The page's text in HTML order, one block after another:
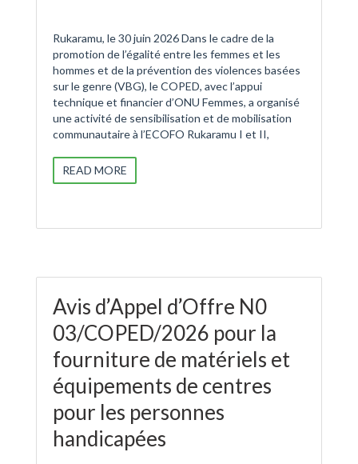
Rukaramu, le 30 juin 2026 Dans le cadre de la
promotion de l’égalité entre les femmes et les
hommes et de la prévention des violences basées
sur le genre (VBG), le COPED, avec l’appui
technique et financier d’ONU Femmes, a organisé
une activité de sensibilisation et de mobilisation
communautaire à l’ECOFO Rukaramu I et II,
READ MORE
Avis d’Appel d’Offre N0
03/COPED/2026 pour la
fourniture de matériels et
équipements de centres
pour les personnes
handicapées